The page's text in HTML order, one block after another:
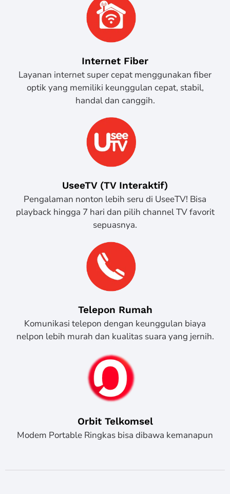
Internet Fiber
Layanan internet super cepat menggunakan fiber
optik yang memiliki keunggulan cepat, stabil,
handal dan canggih.
UseeTV (TV Interaktif)
Pengalaman nonton lebih seru di UseeTV! Bisa
playback hingga 7 hari dan pilih channel TV favorit
sepuasnya.
Telepon Rumah
Komunikasi telepon dengan keunggulan biaya
nelpon lebih murah dan kualitas suara yang jernih.
Orbit Telkomsel
Modem Portable Ringkas bisa dibawa kemanapun